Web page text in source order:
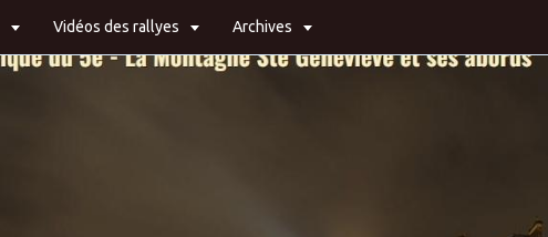
Vidéos des rallyes Archives